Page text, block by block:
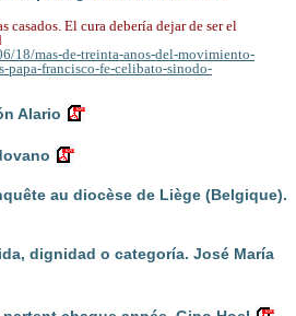
casados. El cura debería dejar de ser el
18/mas-de-treinta-anos-del-movimiento-
papa-francisco-fe-celibato-sinodo-
Alario
au diocèse de Liège (Belgique).
dignidad o categoría. José María